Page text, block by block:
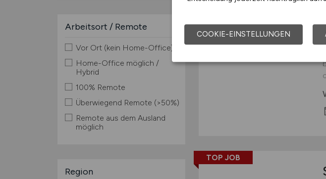
Arbeitsort / Remote
Vor Ort (kein Home-Office)
Home-Office möglich /
Hybrid
100% Remote
Überwiegend Remote (>50%)
Remote aus dem Ausland
möglich
Region
TOP JOB
COOKIE-EINSTELLUNGEN